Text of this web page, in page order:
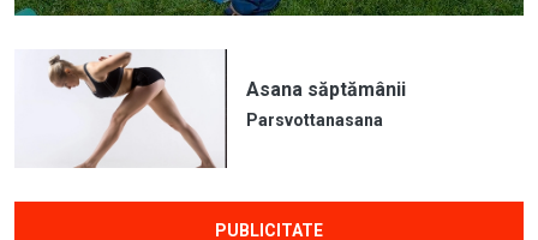
Asana săptămânii
Parsvottanasana
PUBLICITATE